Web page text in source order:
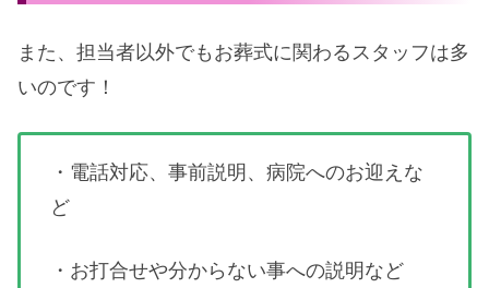
また、担当者以外でもお葬式に関わるスタッフは多
いのです！
・電話対応、事前説明、病院へのお迎えな
ど
・お打合せや分からない事への説明など